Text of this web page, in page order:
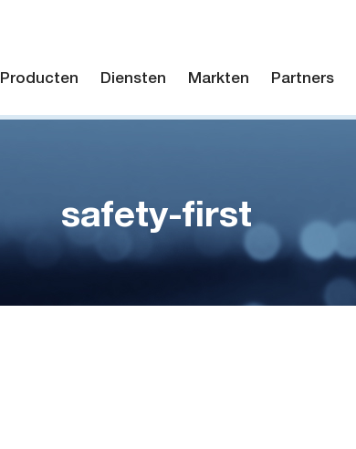
Producten Diensten Markten Partners
safety-first